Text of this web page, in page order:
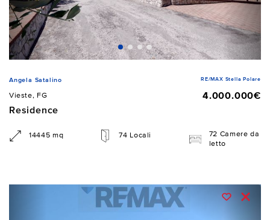
Angela Satalino RE/MAX Stella Polare
Vieste, FG
4.000.000€
Residence
14445 mq 74 Locali
72 Camere da
letto